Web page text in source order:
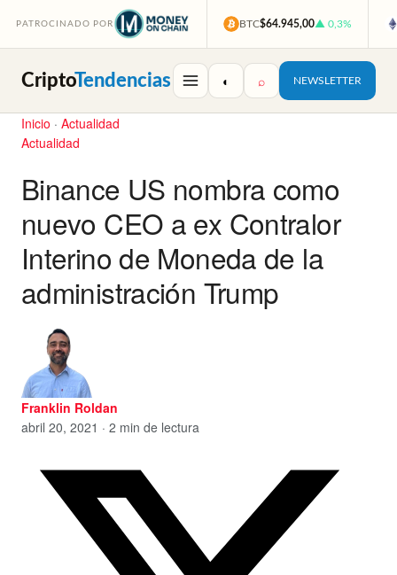
PATROCINADO POR BTC$64.945,00▲ 0,3%
CriptoTendencias ◐ ⌕ NEWSLETTER
Inicio · Actualidad
Actualidad
Binance US nombra como
nuevo CEO a ex Contralor
Interino de Moneda de la
administración Trump
Franklin Roldan
abril 20, 2021 · 2 min de lectura